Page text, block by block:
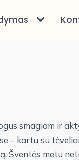
smagiam ir
– kartu su
Šventės metu